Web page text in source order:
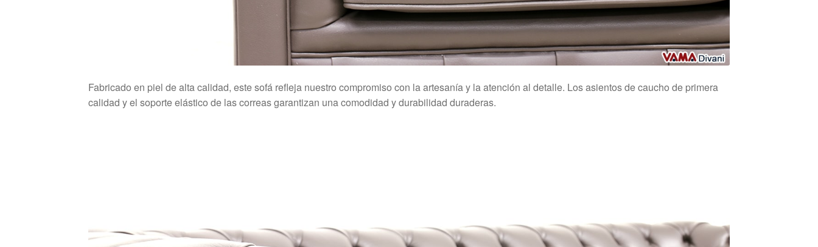
Fabricado en piel de alta calidad, este sofá refleja nuestro compromiso con la artesanía y la atención al detalle. Los asientos de caucho de primera
calidad y el soporte elástico de las correas garantizan una comodidad y durabilidad duraderas.